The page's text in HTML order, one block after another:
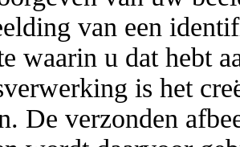
van een
waarin u dat hebt
is het
De verzonden